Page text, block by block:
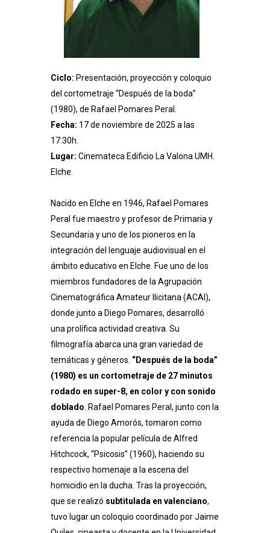
Ciclo: Presentación, proyección y coloquio
del cortometraje “Después de la boda”
(1980), de Rafael Pomares Peral.
Fecha: 17 de noviembre de 2025 a las
17:30h.
Lugar: Cinemateca Edificio La Valona UMH.
Elche.
Nacido en Elche en 1946, Rafael Pomares
Peral fue maestro y profesor de Primaria y
Secundaria y uno de los pioneros en la
integración del lenguaje audiovisual en el
ámbito educativo en Elche. Fue uno de los
miembros fundadores de la Agrupación
Cinematográfica Amateur Ilicitana (ACAI),
donde junto a Diego Pomares, desarrolló
una prolífica actividad creativa. Su
filmografía abarca una gran variedad de
temáticas y géneros. “Después de la boda”
(1980) es un cortometraje de 27 minutos
rodado en super-8, en color y con sonido
doblado . Rafael Pomares Peral, junto con la
ayuda de Diego Amorós, tomaron como
referencia la popular película de Alfred
Hitchcock, “Psicosis” (1960), haciendo su
respectivo homenaje a la escena del
homicidio en la ducha. Tras la proyección,
que se realizó subtitulada en valenciano,
tuvo lugar un coloquio coordinado por Jaime